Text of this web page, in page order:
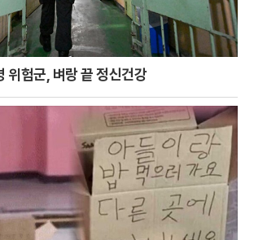
위험군, 벼랑 끝 정신건강